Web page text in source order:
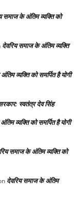
समाज के अंतिम व्यक्ति को
देवरिय समाज के अंतिम व्यक्ति
व्यक्ति को समर्पित है योगी
स्वतंत्र देव सिंह
व्यक्ति को समर्पित है योगी
समाज के अंतिम व्यक्ति को
देवरिय समाज के अंतिम